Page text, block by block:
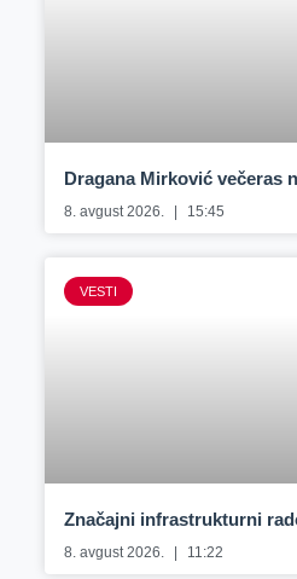
Dragana Mirković večeras
8. avgust 2026. 15:45
VESTI
Značajni infrastrukturni
8. avgust 2026. 11:22